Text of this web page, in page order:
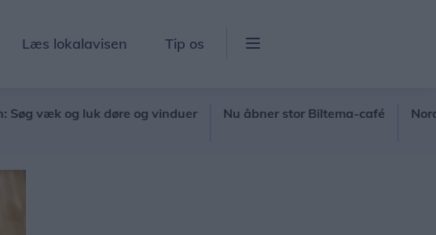
Læs lokalavisen Tip os
og luk døre og vinduer Nu åbner stor Biltema-café